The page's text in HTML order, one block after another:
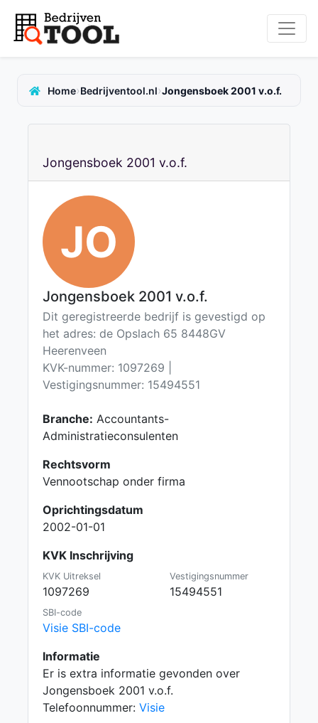
Home›Bedrijventool.nl›Jongensboek 2001 v.o.f.
Jongensboek 2001 v.o.f.
JO
Jongensboek 2001 v.o.f.
Dit geregistreerde bedrijf is gevestigd op
het adres: de Opslach 65 8448GV
Heerenveen
KVK-nummer: 1097269 |
Vestigingsnummer: 15494551
Branche: Accountants-
Administratieconsulenten
Rechtsvorm
Vennootschap onder firma
Oprichtingsdatum
2002-01-01
KVK Inschrijving
KVK Uitreksel
1097269
Vestigingsnummer
15494551
SBI-code
Visie SBI-code
Informatie
Er is extra informatie gevonden over
Jongensboek 2001 v.o.f.
Telefoonnummer: Visie